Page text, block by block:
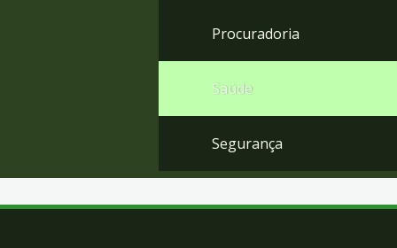
Procuradoria
Saúde
Segurança